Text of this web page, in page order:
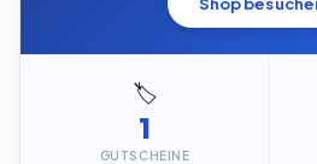
🏷️
1
GUTSCHEINE